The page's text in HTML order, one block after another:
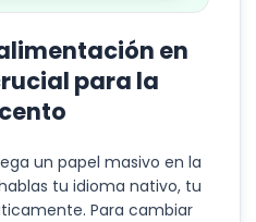
en
para la
un papel masivo en la
tu idioma nativo, tu
Para cambiar